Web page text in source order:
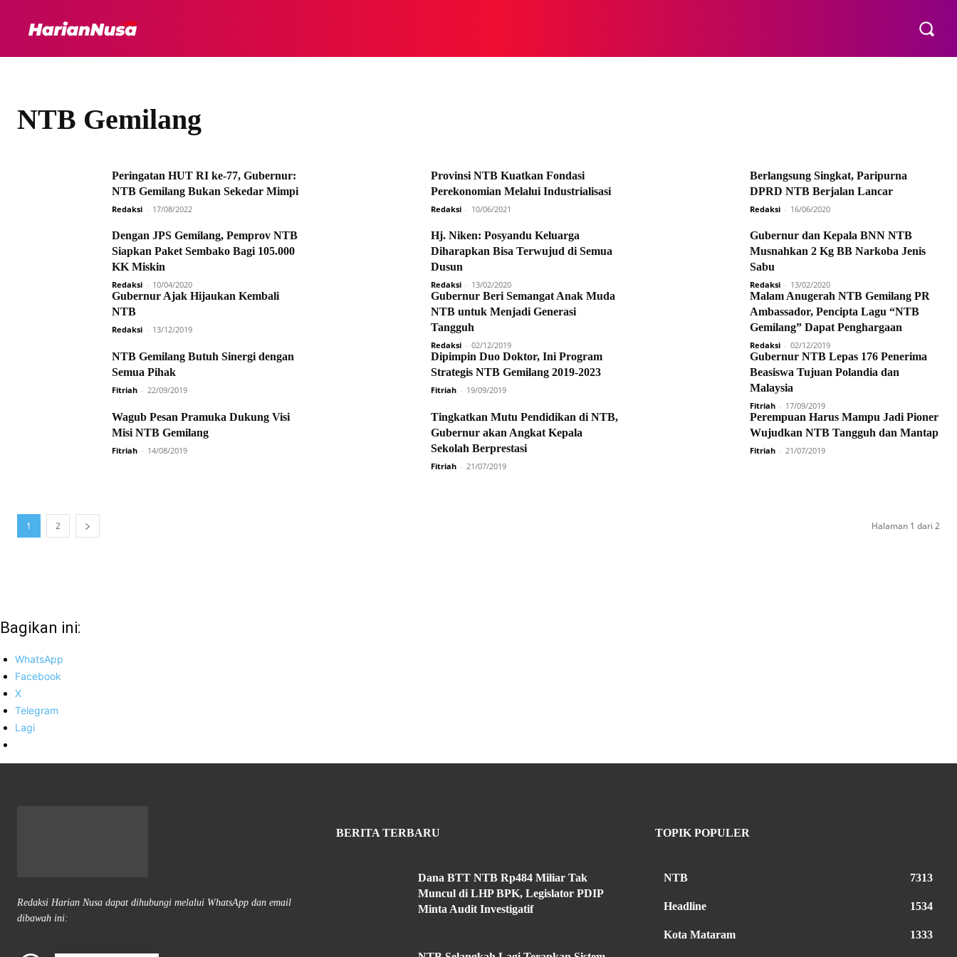
NTB Gemilang
Peringatan HUT RI ke-77, Gubernur:
NTB Gemilang Bukan Sekedar Mimpi
Redaksi - 17/08/2022
Provinsi NTB Kuatkan Fondasi
Perekonomian Melalui Industrialisasi
Redaksi - 10/06/2021
Berlangsung Singkat, Paripurna
DPRD NTB Berjalan Lancar
Redaksi - 16/06/2020
Dengan JPS Gemilang, Pemprov NTB
Siapkan Paket Sembako Bagi 105.000
KK Miskin
Redaksi - 10/04/2020
Hj. Niken: Posyandu Keluarga
Diharapkan Bisa Terwujud di Semua
Dusun
Redaksi - 13/02/2020
Gubernur dan Kepala BNN NTB
Musnahkan 2 Kg BB Narkoba Jenis
Sabu
Redaksi - 13/02/2020
Gubernur Ajak Hijaukan Kembali
NTB
Redaksi - 13/12/2019
Gubernur Beri Semangat Anak Muda
NTB untuk Menjadi Generasi
Tangguh
Redaksi - 02/12/2019
Malam Anugerah NTB Gemilang PR
Ambassador, Pencipta Lagu “NTB
Gemilang” Dapat Penghargaan
Redaksi - 02/12/2019
NTB Gemilang Butuh Sinergi dengan
Semua Pihak
Fitriah - 22/09/2019
Dipimpin Duo Doktor, Ini Program
Strategis NTB Gemilang 2019-2023
Fitriah - 19/09/2019
Gubernur NTB Lepas 176 Penerima
Beasiswa Tujuan Polandia dan
Malaysia
Fitriah - 17/09/2019
Wagub Pesan Pramuka Dukung Visi
Misi NTB Gemilang
Fitriah - 14/08/2019
Tingkatkan Mutu Pendidikan di NTB,
Gubernur akan Angkat Kepala
Sekolah Berprestasi
Fitriah - 21/07/2019
Perempuan Harus Mampu Jadi Pioner
Wujudkan NTB Tangguh dan Mantap
Fitriah - 21/07/2019
1 2 Halaman 1 dari 2
Bagikan ini:
WhatsApp
Facebook
X
Telegram
Lagi
Redaksi Harian Nusa dapat dihubungi melalui WhatsApp dan email
dibawah ini:
BERITA TERBARU
Dana BTT NTB Rp484 Miliar Tak
Muncul di LHP BPK, Legislator PDIP
Minta Audit Investigatif
TOPIK POPULER
NTB 7313
Headline 1534
Kota Mataram 1333